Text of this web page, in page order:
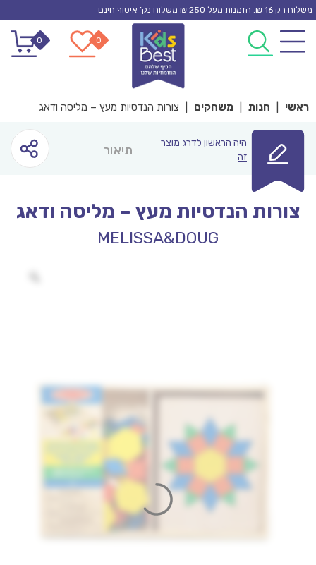
Skip
content
משלוח רק 16 ₪. הזמנות מעל 250 ₪ משלוח נק’ איסוף חינם
0
0
ראשי חנות משחקים צורות הנדסיות מעץ – מליסה ודאג
היה הראשון לדרג מוצר
זה
תיאור
צורות הנדסיות מעץ – מליסה ודאג
MELISSA&DOUG